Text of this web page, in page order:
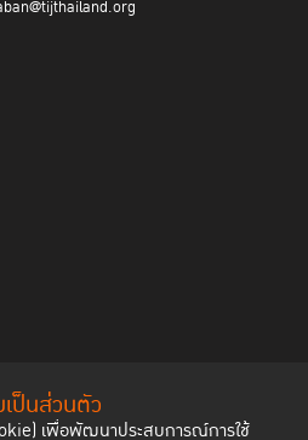
ป็นส่วนตัว
เพื่อพัฒนาประสบการณ์การใช้